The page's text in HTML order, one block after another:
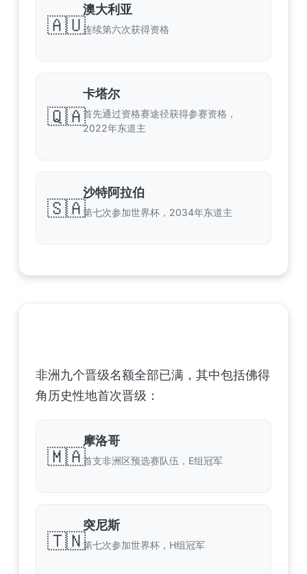
🇦🇺
澳大利亚
连续第六次获得资格
🇶🇦
卡塔尔
首先通过资格赛途径获得参赛资格，
2022年东道主
🇸🇦
沙特阿拉伯
第七次参加世界杯，2034年东道主
非洲九个晋级名额全部已满，其中包括佛得
角历史性地首次晋级：
🇲🇦
摩洛哥
首支非洲区预选赛队伍，E组冠军
🇹🇳
突尼斯
第七次参加世界杯，H组冠军